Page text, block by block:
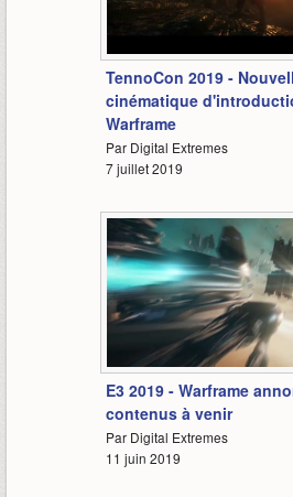
TennoCon 2019 -
cinématique
Warframe
Par Digital Extremes
7 juillet 2019
E3 2019 - Warframe
contenus à venir
Par Digital Extremes
11 juin 2019